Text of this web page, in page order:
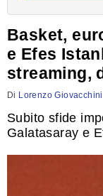
Basket,
e Efes
streaming,
Di Lorenzo Giovacchini
Subito sfide
Galatasaray e